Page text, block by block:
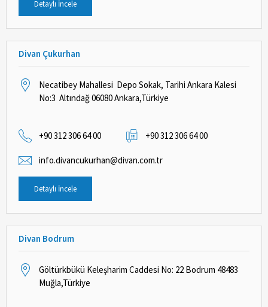
Detaylı İncele
Divan Çukurhan
Necatibey Mahallesi Depo Sokak, Tarihi Ankara Kalesi
No:3 Altındağ 06080 Ankara,Türkiye
+90 312 306 64 00 +90 312 306 64 00
info.divancukurhan@divan.com.tr
Detaylı İncele
Divan Bodrum
Göltürkbükü Keleşharim Caddesi No: 22 Bodrum 48483
Muğla,Türkiye